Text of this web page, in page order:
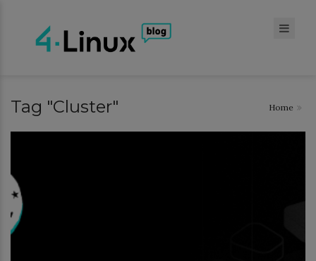
Tag "Cluster" Home